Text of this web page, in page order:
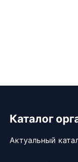
Каталог
Актуальный